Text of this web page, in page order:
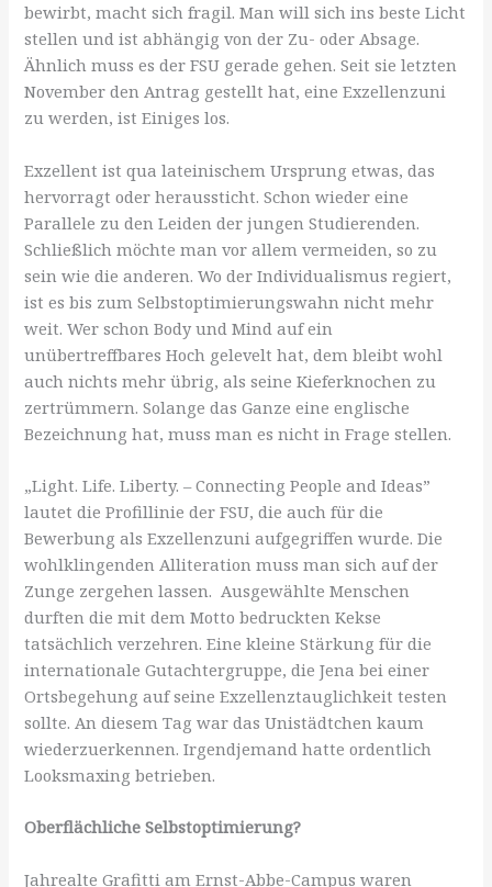
bewirbt, macht sich fragil. Man will sich ins beste Licht
stellen und ist abhängig von der Zu- oder Absage.
Ähnlich muss es der FSU gerade gehen. Seit sie letzten
November den Antrag gestellt hat, eine Exzellenzuni
zu werden, ist Einiges los.
Exzellent ist qua lateinischem Ursprung etwas, das
hervorragt oder heraussticht. Schon wieder eine
Parallele zu den Leiden der jungen Studierenden.
Schließlich möchte man vor allem vermeiden, so zu
sein wie die anderen. Wo der Individualismus regiert,
ist es bis zum Selbstoptimierungswahn nicht mehr
weit. Wer schon Body und Mind auf ein
unübertreffbares Hoch gelevelt hat, dem bleibt wohl
auch nichts mehr übrig, als seine Kieferknochen zu
zertrümmern. Solange das Ganze eine englische
Bezeichnung hat, muss man es nicht in Frage stellen.
„Light. Life. Liberty. – Connecting People and Ideas”
lautet die Profillinie der FSU, die auch für die
Bewerbung als Exzellenzuni aufgegriffen wurde. Die
wohlklingenden Alliteration muss man sich auf der
Zunge zergehen lassen. Ausgewählte Menschen
durften die mit dem Motto bedruckten Kekse
tatsächlich verzehren. Eine kleine Stärkung für die
internationale Gutachtergruppe, die Jena bei einer
Ortsbegehung auf seine Exzellenztauglichkeit testen
sollte. An diesem Tag war das Unistädtchen kaum
wiederzuerkennen. Irgendjemand hatte ordentlich
Looksmaxing betrieben.
Oberflächliche Selbstoptimierung?
Jahrealte Grafitti am Ernst-Abbe-Campus waren